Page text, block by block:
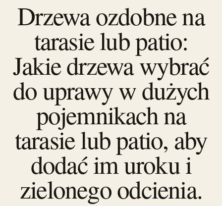
Drzewa ozdobne na
tarasie lub patio:
Jakie drzewa wybrać
do uprawy w dużych
pojemnikach na
tarasie lub patio, aby
dodać im uroku i
zielonego odcienia.